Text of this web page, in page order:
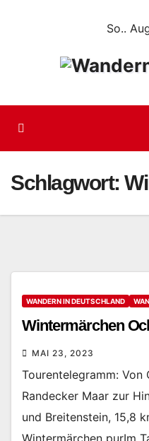
So..
Schlagwort:
WANDERN IN DEUTSCHLAND
Wintermärchen
MAI 23, 2023
Tourentelegramm: Von
Randecker Maar zur
und Breitenstein, 15,8